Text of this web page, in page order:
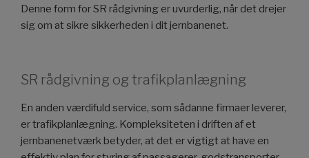
Denne form for SR rådgivning er uvurderlig, når det drejer
sig om at sikre sikkerheden i dit jernbanenet.
SR rådgivning og trafikplanlægning
En anden værdifuld service, som sådanne firmaer leverer,
er trafikplanlægning. Kompleksiteten i driften af et
jernbanenetværk betyder, at det er vigtigt at have en